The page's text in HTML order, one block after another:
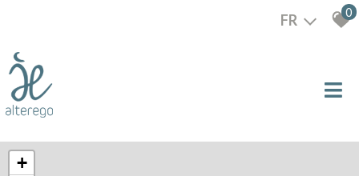
FR 0
+